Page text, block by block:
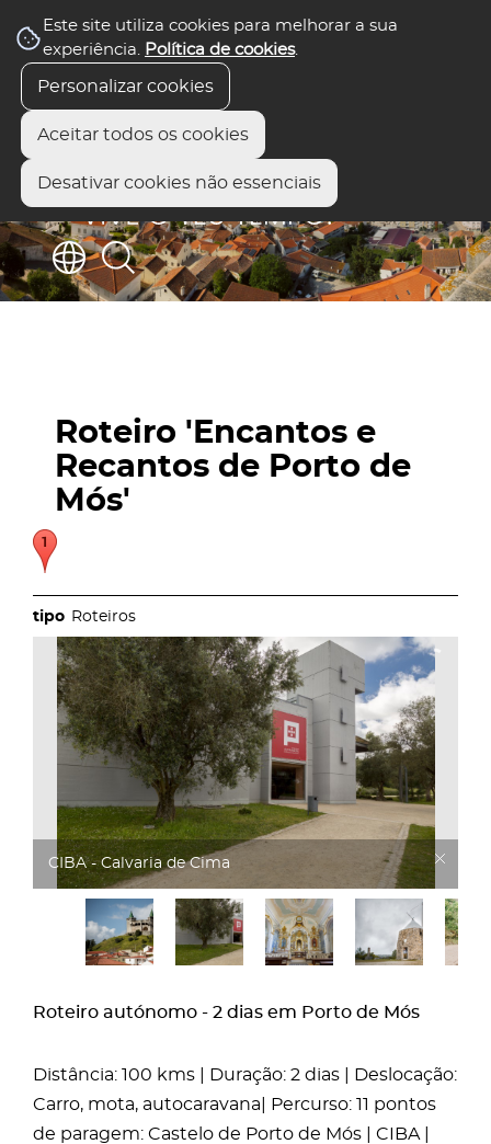
Este site utiliza cookies para melhorar a sua
experiência. Política de cookies.
Personalizar cookies
Aceitar todos os cookies
Desativar cookies não essenciais
Roteiro 'Encantos e
Recantos de Porto de
Mós'
Roteiros
CIBA - Calvaria de Cima
Roteiro autónomo - 2 dias em Porto de Mós
Distância: 100 kms | Duração: 2 dias | Deslocação:
Carro, mota, autocaravana| Percurso: 11 pontos
de paragem: Castelo de Porto de Mós | CIBA |